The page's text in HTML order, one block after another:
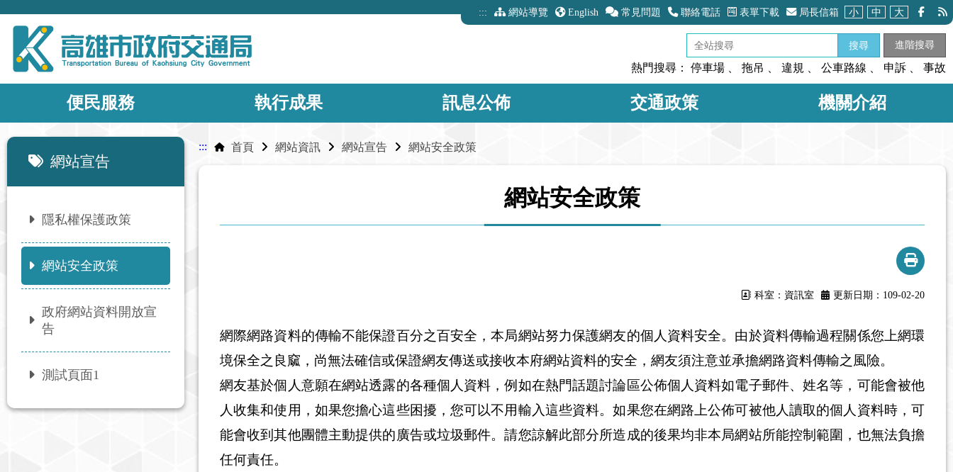
::: 網站導覽 English 常見問題 聯絡電話 表單下載 局長信箱 小 中 大
搜尋 進階搜尋
熱門搜尋： 停車場 拖吊 違規 公車路線 申訴 事故
便民服務 執行成果 訊息公佈 交通政策 機關介紹
:::
網站宣告
隱私權保護政策
網站安全政策
政府網站資料開放宣
告
測試頁面1
::: 首頁 網站資訊 網站宣告 網站安全政策
網站安全政策
更新日期：109-02-20
科室：資訊室
網際網路資料的傳輸不能保證百分之百安全，本局網站努力保護網友的個人資料安全。由於資料傳輸過程關係您上網環
境保全之良窳，尚無法確信或保證網友傳送或接收本府網站資料的安全，網友須注意並承擔網路資料傳輸之風險。
網友基於個人意願在網站透露的各種個人資料，例如在熱門話題討論區公佈個人資料如電子郵件、姓名等，可能會被他
人收集和使用，如果您擔心這些困擾，您可以不用輸入這些資料。如果您在網路上公佈可被他人讀取的個人資料時，可
能會收到其他團體主動提供的廣告或垃圾郵件。請您諒解此部分所造成的後果均非本局網站所能控制範圍，也無法負擔
任何責任。